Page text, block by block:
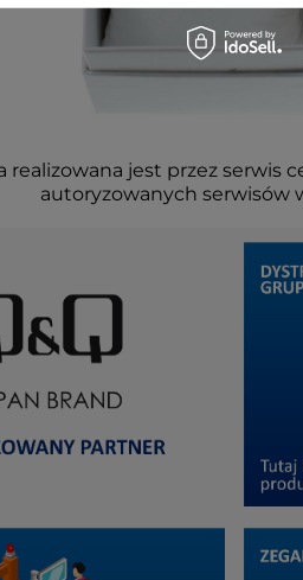
realizowana jest przez serwis
autoryzowanych serwisów